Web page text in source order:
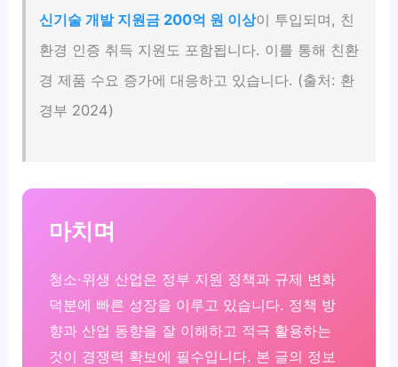
신기술 개발 지원금 200억 원 이상이 투입되며, 친
환경 인증 취득 지원도 포함됩니다. 이를 통해 친환
경 제품 수요 증가에 대응하고 있습니다. (출처: 환
경부 2024)
마치며
청소·위생 산업은 정부 지원 정책과 규제 변화
덕분에 빠른 성장을 이루고 있습니다. 정책 방
향과 산업 동향을 잘 이해하고 적극 활용하는
것이 경쟁력 확보에 필수입니다. 본 글의 정보